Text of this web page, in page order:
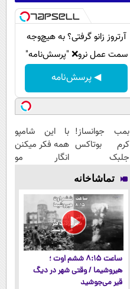
آرتروز زانو گرفتی؟ به هیچ‌وجه
سمت عمل نرو❌ "پرسش‌نامه"
◀ پرسش‌نامه
بمب جوانساز!
کرم بوتاکس
جلبک
اسپیرولینا50%تخفیف
با این شامپو
همه فکر میکنن
انگار مو
تماشاخانه
ساعت ۸:۱۵ ششم اوت ؛
هیروشیما / وقتی شهر در دیگ
قیر می‌جوشید